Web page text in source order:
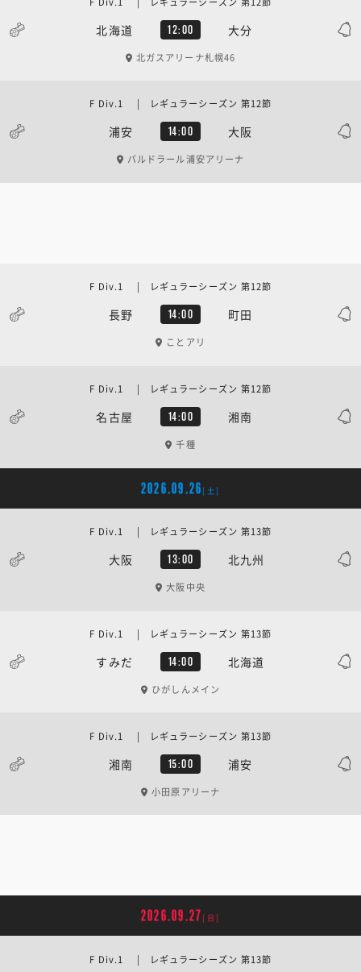
北海道 12:00 大分
北ガスアリーナ札幌46
浦安 14:00 大阪
F Div.1 | レギュラーシーズン 第12節
バルドラール浦安アリーナ
長野 14:00 町田
F Div.1 | レギュラーシーズン 第12節
ことアリ
名古屋 14:00 湘南
F Div.1 | レギュラーシーズン 第12節
千種
2026.09.26 [土]
大阪 13:00 北九州
F Div.1 | レギュラーシーズン 第13節
大阪中央
すみだ 14:00 北海道
F Div.1 | レギュラーシーズン 第13節
ひがしんメイン
湘南 15:00 浦安
F Div.1 | レギュラーシーズン 第13節
小田原アリーナ
2026.09.27 [日]
F Div.1 | レギュラーシーズン 第13節